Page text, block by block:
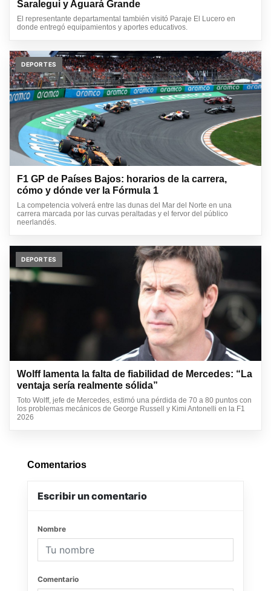
Saralegui y Aguará Grande
El representante departamental también visitó Paraje El Lucero en
donde entregó equipamientos y aportes educativos.
DEPORTES
F1 GP de Países Bajos: horarios de la carrera,
cómo y dónde ver la Fórmula 1
La competencia volverá entre las dunas del Mar del Norte en una
carrera marcada por las curvas peraltadas y el fervor del público
neerlandés.
DEPORTES
Wolff lamenta la falta de fiabilidad de Mercedes: “La
ventaja sería realmente sólida”
Toto Wolff, jefe de Mercedes, estimó una pérdida de 70 a 80 puntos con
los problemas mecánicos de George Russell y Kimi Antonelli en la F1
2026
Comentarios
Escribir un comentario
Nombre
Comentario